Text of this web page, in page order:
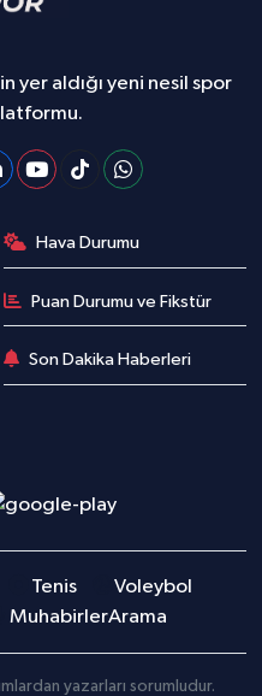
yer aldığı yeni nesil spor
Hava Durumu
Puan Durumu ve Fikstür
Son Dakika Haberleri
Tenis
Voleybol
MuhabirlerArama
yazarları sorumludur.